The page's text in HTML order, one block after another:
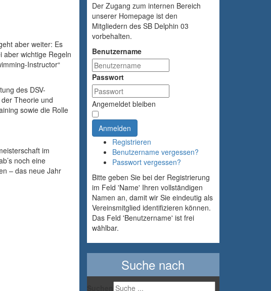
aber weiter: Es
aber wichtige Regeln
Instructor“
des DSV-
Theorie und
sowie die Rolle
im
noch eine
– das neue Jahr
Der Zugang zum internen Bereich
unserer Homepage ist den
Mitgliedern des SB Delphin 03
vorbehalten.
Benutzername
Passwort
Angemeldet bleiben
Anmelden
Registrieren
Benutzername vergessen?
Passwort vergessen?
Bitte geben Sie bei der Registrierung
im Feld 'Name' Ihren vollständigen
Namen an, damit wir Sie eindeutig als
Vereinsmitglied identifizieren können.
Das Feld 'Benutzername' ist frei
wählbar.
Suche nach